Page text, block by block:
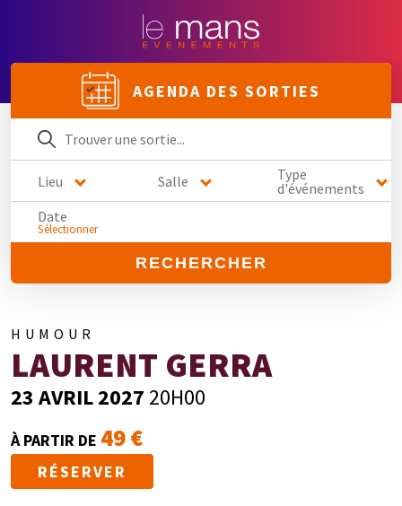
AGENDA DES SORTIES
Lieu Salle
Type
d'événements
Date
Sélectionner
RECHERCHER
HUMOUR
LAURENT GERRA
23 AVRIL 2027 20H00
À PARTIR DE 49 €
RÉSERVER